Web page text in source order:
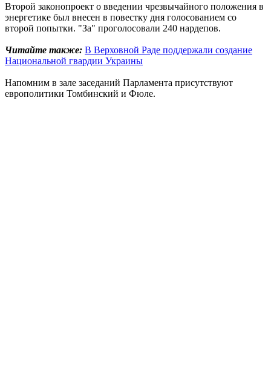
Второй законопроект о введении чрезвычайного положения в
энергетике был внесен в повестку дня голосованием со
второй попытки. "За" проголосовали 240 нардепов.
Читайте также: В Верховной Раде поддержали создание
Национальной гвардии Украины
Напомним в зале заседаний Парламента присутствуют
европолитики Томбинский и Фюле.